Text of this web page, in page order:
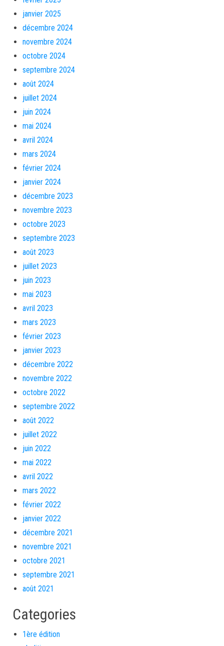
janvier 2025
décembre 2024
novembre 2024
octobre 2024
septembre 2024
août 2024
juillet 2024
juin 2024
mai 2024
avril 2024
mars 2024
février 2024
janvier 2024
décembre 2023
novembre 2023
octobre 2023
septembre 2023
août 2023
juillet 2023
juin 2023
mai 2023
avril 2023
mars 2023
février 2023
janvier 2023
décembre 2022
novembre 2022
octobre 2022
septembre 2022
août 2022
juillet 2022
juin 2022
mai 2022
avril 2022
mars 2022
février 2022
janvier 2022
décembre 2021
novembre 2021
octobre 2021
septembre 2021
août 2021
Categories
1ère édition